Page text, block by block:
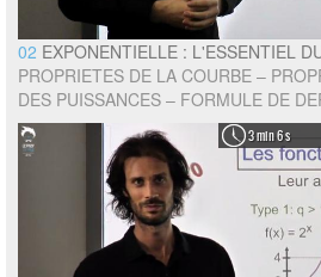
02 EXPONENTIELLE : L'ESSENTIEL
PROPRIETES DE LA COURBE –
DES PUISSANCES – FORMULE DE
3 min 6 s